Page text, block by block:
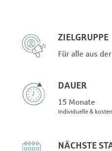
ZIELGRUPPE
Für alle aus
DAUER
15 Monate
Individuelle &
NÄCHSTE